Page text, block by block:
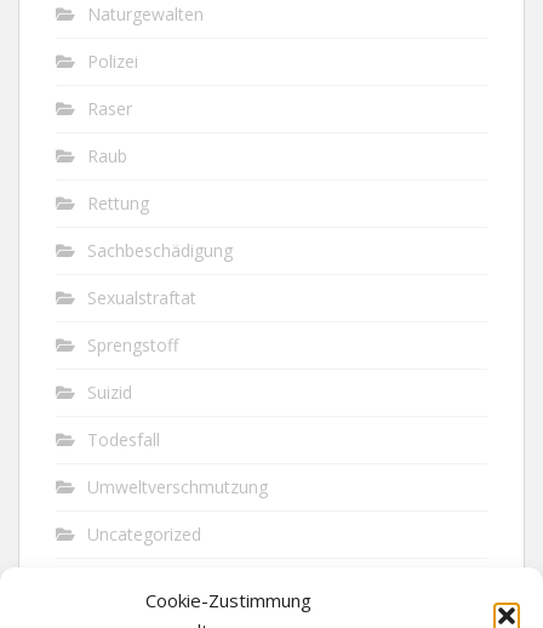
Cookie-Zustimmung
Naturgewalten
Polizei
Raser
Raub
Rettung
Sachbeschädigung
Sexualstraftat
Sprengstoff
Suizid
Todesfall
Umweltverschmutzung
Uncategorized